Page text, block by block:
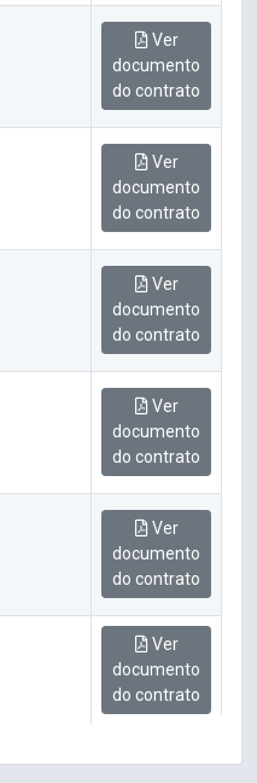
Ver
documento
do contrato
Ver
documento
do contrato
Ver
documento
do contrato
Ver
documento
do contrato
Ver
documento
do contrato
Ver
documento
do contrato